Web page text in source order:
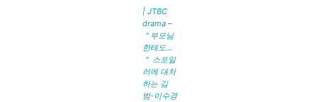
| JTBC
drama –
＂부모님
한테도…
＂ 스포일
러에 대처
하는 김
범-이수경